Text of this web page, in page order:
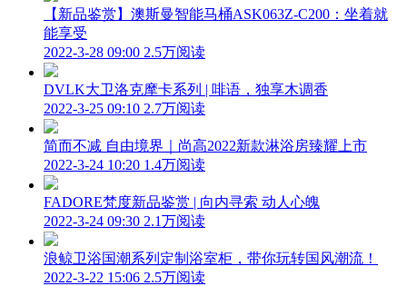
【新品鉴赏】澳斯曼智能马桶ASK063Z-C200：坐着就
能享受
2022-3-28 09:00 2.5万阅读
DVLK大卫洛克摩卡系列 | 啡语，独享木调香
2022-3-25 09:10 2.7万阅读
简而不减 自由境界｜尚高2022新款淋浴房臻耀上市
2022-3-24 10:20 1.4万阅读
FADORE梵度新品鉴赏 | 向内寻索 动人心魄
2022-3-24 09:30 2.1万阅读
浪鲸卫浴国潮系列定制浴室柜，带你玩转国风潮流！
2022-3-22 15:06 2.5万阅读